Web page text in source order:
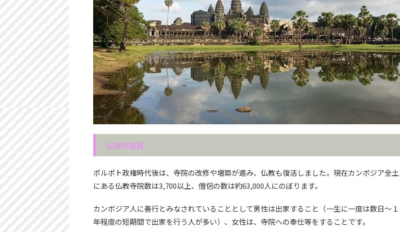
仏教の復興
ポルポト政権時代後は、寺院の改修や増築が進み、仏教も復活しました。現在カンボジア全土
にある仏教寺院数は3,700以上、僧侶の数は約63,000人にのぼります。
カンボジア人に善行とみなされていることとして男性は出家すること（一生に一度は数日～１
年程度の短期間で出家を行う人が多い）、女性は、寺院への奉仕等をすることです。